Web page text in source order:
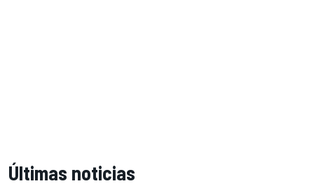
Últimas noticias